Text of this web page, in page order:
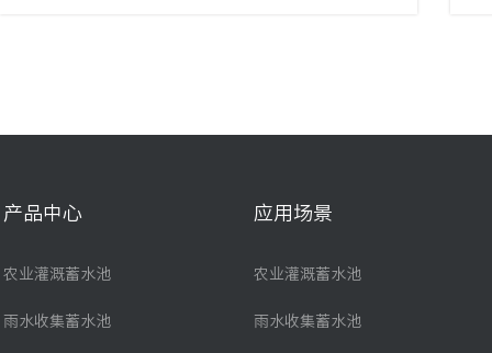
产品中心
农业灌溉蓄水池
雨水收集蓄水池
应用场景
农业灌溉蓄水池
雨水收集蓄水池